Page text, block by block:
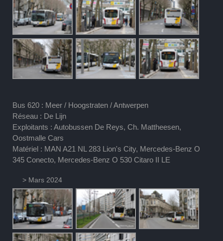
Bus 620 : Meer / Hoogstraten / Antwerpen
Réseau : De Lijn
Exploitants : Autobussen De Reys, Ch. Mattheesen,
Oostmalle Cars
Matériel : MAN A21 NL 283 Lion's City, Mercedes-Benz O
345 Conecto, Mercedes-Benz O 530 Citaro II LE
> Mars 2024